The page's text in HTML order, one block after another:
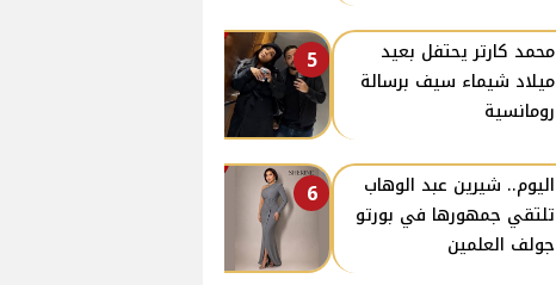
5
محمد كارتر يحتفل بعيد
ميلاد شيماء سيف برسالة
رومانسية
6
اليوم.. شيرين عبد الوهاب
تلتقي جمهورها في بورتو
جولف العلمين